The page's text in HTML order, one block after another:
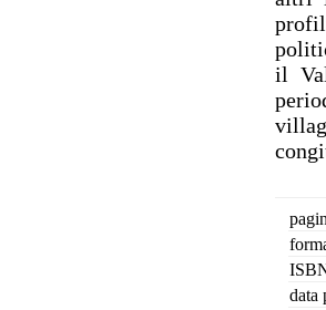
il
data